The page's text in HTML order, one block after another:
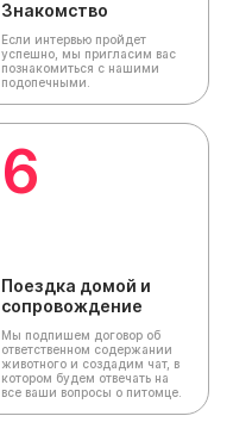
Знакомство
Если интервью пройдет
успешно, мы пригласим вас
познакомиться с нашими
подопечными.
6
Поездка домой и
сопровождение
Мы подпишем договор об
ответственном содержании
животного и создадим чат, в
котором будем отвечать на
все ваши вопросы о питомце.